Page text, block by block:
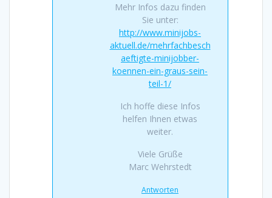
Mehr Infos dazu finden
Sie unter:
http://www.minijobs-
aktuell.de/mehrfachbesch
aeftigte-minijobber-
koennen-ein-graus-sein-
teil-1/
Ich hoffe diese Infos
helfen Ihnen etwas
weiter.
Viele Grüße
Marc Wehrstedt
Antworten